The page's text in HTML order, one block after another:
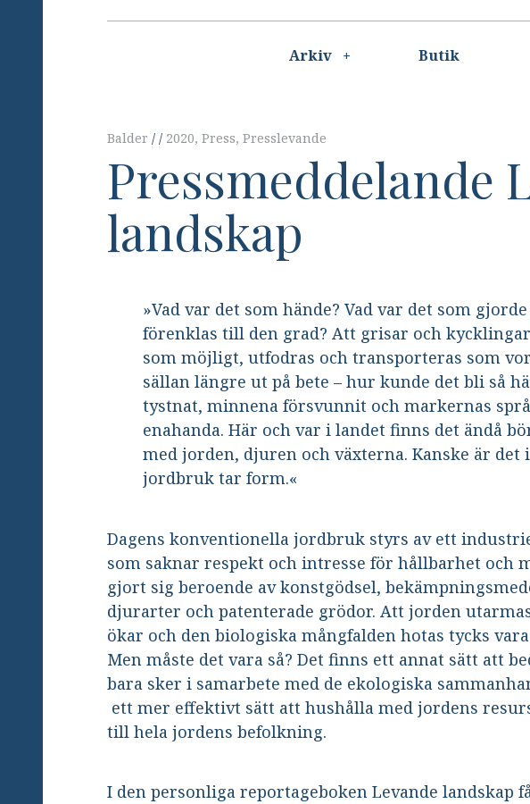
Arkiv Butik
Balder 2020, Press, Presslevande
Pressmeddelande
landskap
»Vad var det som hände? Vad var det som
förenklas till den grad? Att grisar och
som möjligt, utfodras och transporteras som
sällan längre ut på bete – hur kunde det bli så
tystnat, minnena försvunnit och markernas
enahanda. Här och var i landet finns det ändå
med jorden, djuren och växterna. Kanske är
jordbruk tar form.«
Dagens konventionella jordbruk styrs av ett
som saknar respekt och intresse för hållbarhet och
gjort sig beroende av konstgödsel,
djurarter och patenterade grödor. Att jorden
ökar och den biologiska mångfalden hotas tycks
Men måste det vara så? Det finns ett annat sätt att
bara sker i samarbete med de ekologiska
ett mer effektivt sätt att hushålla med jordens
till hela jordens befolkning.
I den personliga reportageboken Levande landskap